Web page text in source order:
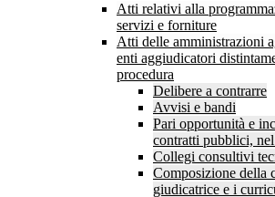
Atti relativi alla
servizi e forniture
Atti delle amministrazioni
enti aggiudicatori
procedura
Delibere a contrarre
Avvisi e bandi
Pari opportunità e
contratti pubblici,
Collegi consultivi
Composizione della
giudicatrice e i